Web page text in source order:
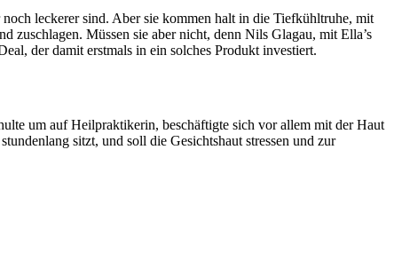
leckerer sind. Aber sie kommen halt in die Tiefkühltruhe, mit
zuschlagen. Müssen sie aber nicht, denn Nils Glagau, mit Ella’s
der damit erstmals in ein solches Produkt investiert.
um auf Heilpraktikerin, beschäftigte sich vor allem mit der Haut
sitzt, und soll die Gesichtshaut stressen und zur